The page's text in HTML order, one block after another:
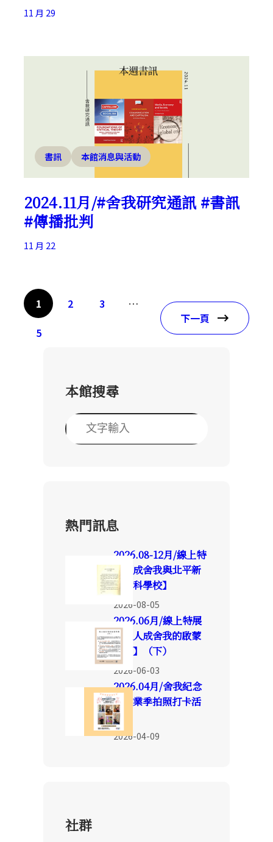
11 月 29
書訊 本館消息與活動
2024.11月/#舍我研究通訊 #書訊
#傳播批判
11 月 22
1 2 3
…
5
下一頁
本館搜尋
搜
尋
熱門訊息
2026.08-12月/線上特
展【成舍我與北平新
聞專科學校】
2026-08-05
2026.06月/線上特展
【報人成舍我的啟蒙
時期】（下）
2026-06-03
2026.04月/舍我紀念
館畢業季拍照打卡活
動
2026-04-09
社群